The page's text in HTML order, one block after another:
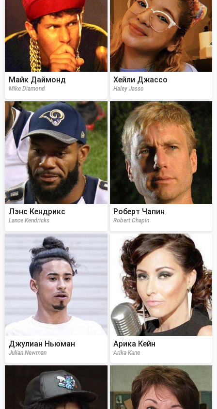
Майк Даймонд
Mike Diamond
Хейли Джассо
Haley Jasso
Лэнс Кендрикс
Lance Kendricks
Роберт Чапин
Robert Chapin
Джулиан Ньюман
Julian Newman
Арика Кейн
Arika Kane